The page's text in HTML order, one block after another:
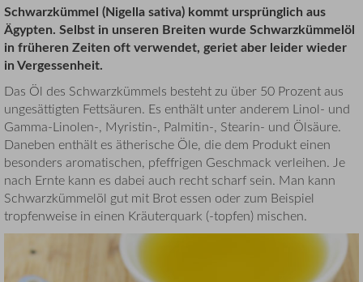
Schwarzkümmel (Nigella sativa) kommt ursprünglich aus
Ägypten. Selbst in unseren Breiten wurde Schwarzkümmelöl
in früheren Zeiten oft verwendet, geriet aber leider wieder
in Vergessenheit.
Das Öl des Schwarzkümmels besteht zu über 50 Prozent aus
ungesättigten Fettsäuren. Es enthält unter anderem Linol- und
Gamma-Linolen-, Myristin-, Palmitin-, Stearin- und Ölsäure.
Daneben enthält es ätherische Öle, die dem Produkt einen
besonders aromatischen, pfeffrigen Geschmack verleihen. Je
nach Ernte kann es dabei auch recht scharf sein. Man kann
Schwarzkümmelöl gut mit Brot essen oder zum Beispiel
tropfenweise in einen Kräuterquark (-topfen) mischen.